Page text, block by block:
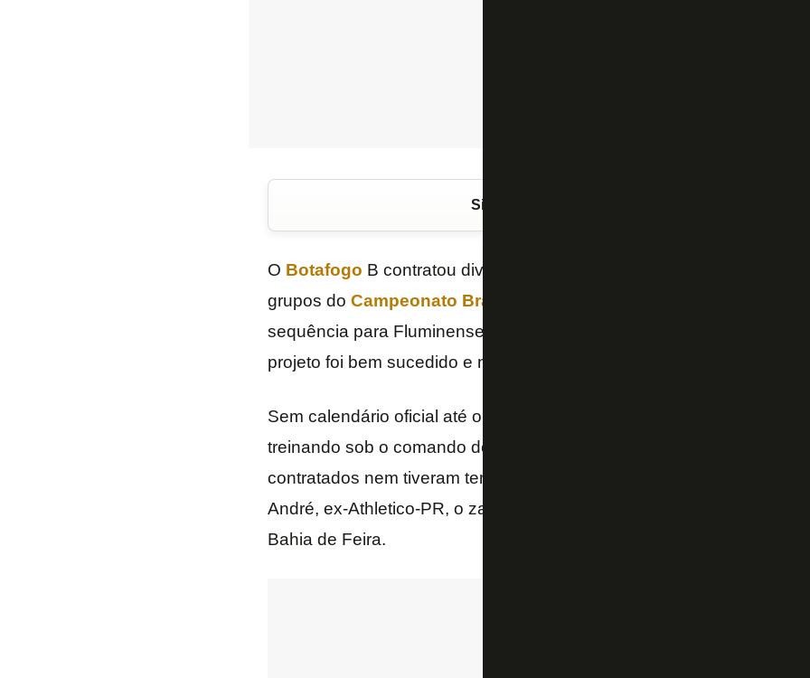
Siga o FogãoNET
O Botafogo B contratou diversos jogadores, mas acabou eliminado
grupos do Campeonato Brasileiro de Aspirantes
sequência para Fluminense e Sport. No entanto, a diretoria alvinegra
projeto foi bem sucedido e não vai mudar o planejamento, detalha o
Sem calendário oficial até o fim do ano, a intenção é de que o
treinando sob o comando de
contratados nem tiveram tempo de estrear por conta da eliminação,
André, ex-Athletico-PR, o zagueiro Menezes, ex-Vasco, e o atacante
Bahia de Feira.